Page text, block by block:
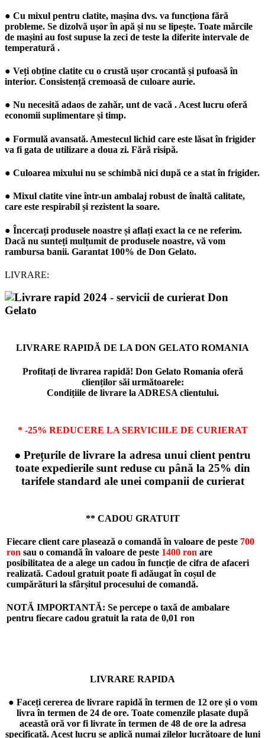
● Cu mixul pentru clatite, mașina dvs. va funcționa fără
probleme. Se dizolvă ușor în apă și nu se lipește. Toate mărcile
de mașini au fost supuse la zeci de teste la diferite intervale de
temperatură .
● Veți obține clatite cu o crustă ușor crocantă și pufoasă în
interior. Consistență cremoasă de culoare aurie.
● Nu necesită adaos de zahăr, unt de vacă . Acest lucru oferă
economii suplimentare și timp.
● Formulă avansată. Amestecul lichid care este lăsat în frigider
va fi gata de utilizare a doua zi. Fără risipă.
● Culoarea mixului nu se schimbă nici după ce a stat în frigider.
● Mixul clatite vine într-un ambalaj robust de înaltă calitate,
care este respirabil și rezistent la soare.
● Încercați produsele noastre și aflați exact la ce ne referim.
Dacă nu sunteți mulțumit de produsele noastre, vă vom
rambursa banii. Garantat 100% de Don Gelato.
LIVRARE:
LIVRARE RAPIDĂ DE LA DON GELATO ROMANIA
Profitați de livrarea rapidă! Don Gelato Romania oferă
clienților săi următoarele:
Condițiile de livrare la ADRESA clientului.
* -25% REDUCERE LA SERVICIILE DE CURIERAT
● Prețurile de livrare la adresa unui client pentru
toate expedierile sunt reduse cu până la 25% din
tarifele standard ale unei companii de curierat
** CADOU GRATUIT
Fiecare client care plasează o comandă în valoare de peste 700
ron sau o comandă în valoare de peste 1400 ron are
posibilitatea de a alege un cadou în funcție de cifra de afaceri
realizată. Cadoul gratuit poate fi adăugat în coșul de
cumpărături la sfârșitul procesului de comandă.
NOTĂ IMPORTANTĂ: Se percepe o taxă de ambalare
pentru fiecare cadou gratuit la rata de 0,01 ron
LIVRARE RAPIDA
● Faceți cererea de livrare rapidă în termen de 12 ore și o vom
livra în termen de 24 de ore. Toate comenzile plasate după
această oră vor fi livrate în termen de 48 de ore la adresa
specificată. Acest lucru se aplică numai zilelor lucrătoare de luni